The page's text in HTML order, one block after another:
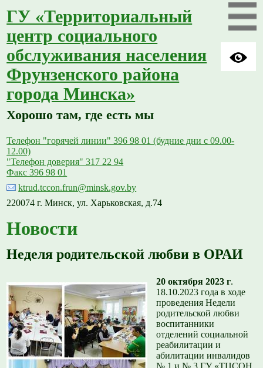
ГУ «Территориальный
центр социального
обслуживания населения
Фрунзенского района
города Минска»
Хорошо там, где есть мы
Телефон "горячей линии" 396 98 01 (будние дни с 09.00-
12.00)
"Телефон доверия" 317 22 94
Факс 396 98 01
ktrud.tccon.frun@minsk.gov.by
220074 г. Минск, ул. Харьковская, д.74
Новости
Неделя родительской любви в ОРАИ
20 октября 2023 г.
18.10.2023 года в ходе
проведения Недели
родительской любви
воспитанники
отделений социальной
реабилитации и
абилитации инвалидов